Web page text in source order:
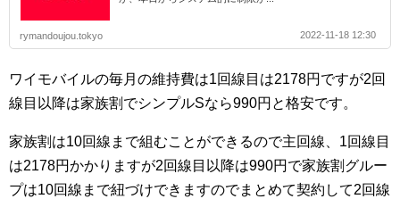
rymandoujou.tokyo 2022-11-18 12:30
ワイモバイルの毎月の維持費は1回線目は2178円ですが2回
線目以降は家族割でシンプルSなら990円と格安です。
家族割は10回線まで組むことができるので主回線、1回線目
は2178円かかりますが2回線目以降は990円で家族割グルー
プは10回線まで紐づけできますのでまとめて契約して2回線